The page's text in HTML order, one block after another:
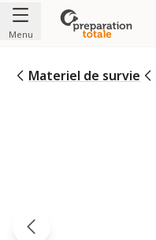
Allez au contenu
Menu
Materiel de survie